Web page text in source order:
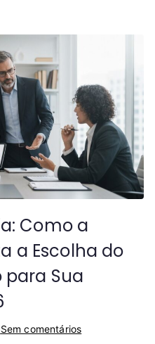
Como a
a Escolha do
para Sua
Sem comentários